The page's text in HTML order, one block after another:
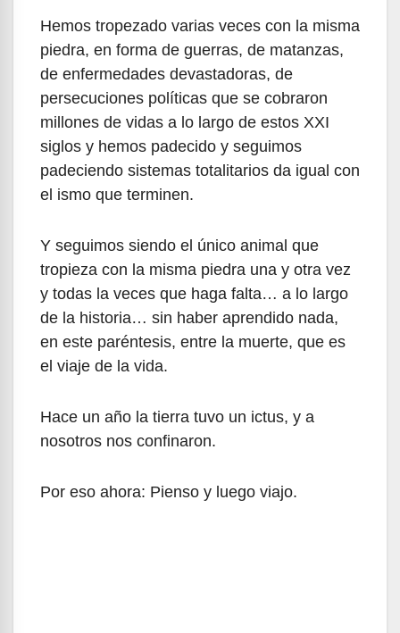
Hemos tropezado varias veces con la misma
piedra, en forma de guerras, de matanzas,
de enfermedades devastadoras, de
persecuciones políticas que se cobraron
millones de vidas a lo largo de estos XXI
siglos y hemos padecido y seguimos
padeciendo sistemas totalitarios da igual con
el ismo que terminen.
Y seguimos siendo el único animal que
tropieza con la misma piedra una y otra vez
y todas la veces que haga falta… a lo largo
de la historia… sin haber aprendido nada,
en este paréntesis, entre la muerte, que es
el viaje de la vida.
Hace un año la tierra tuvo un ictus, y a
nosotros nos confinaron.
Por eso ahora: Pienso y luego viajo.